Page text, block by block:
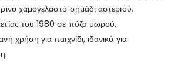
χαμογελαστό σημάδι αστεριού.
του 1980 σε πόζα μωρού,
χρήση για παιχνίδι, ιδανικό για